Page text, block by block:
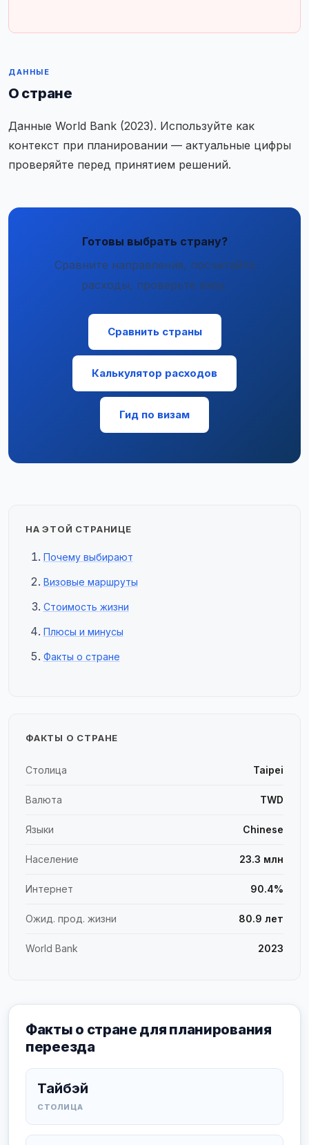
ДАННЫЕ
О стране
Данные World Bank (2023). Используйте как
контекст при планировании — актуальные цифры
проверяйте перед принятием решений.
Готовы выбрать страну?
Сравните направления, посчитайте
расходы, проверьте визу.
Сравнить страны
Калькулятор расходов
Гид по визам
НА ЭТОЙ СТРАНИЦЕ
Почему выбирают
Визовые маршруты
Стоимость жизни
Плюсы и минусы
Факты о стране
ФАКТЫ О СТРАНЕ
Столица Taipei
Валюта TWD
Языки Chinese
Население 23.3 млн
Интернет 90.4%
Ожид. прод. жизни 80.9 лет
World Bank 2023
Факты о стране для планирования
переезда
Тайбэй
СТОЛИЦА